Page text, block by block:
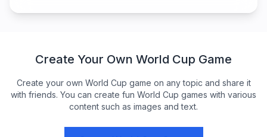
Create Your Own World Cup Game
Create your own World Cup game on any topic and share it
with friends. You can create fun World Cup games with various
content such as images and text.